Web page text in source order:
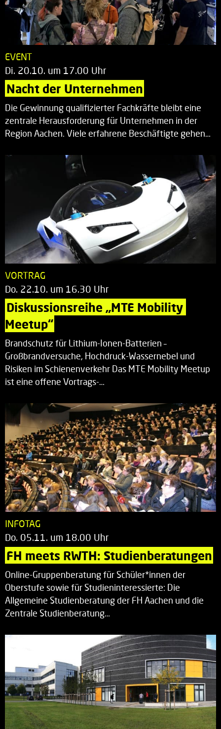
EVENT
Di. 20.10. um 17.00 Uhr
Nacht der Unternehmen
Die Gewinnung qualifizierter Fachkräfte bleibt eine
zentrale Herausforderung für Unternehmen in der
Region Aachen. Viele erfahrene Beschäftigte gehen…
VORTRAG
Do. 22.10. um 16.30 Uhr
Diskussionsreihe „MTE Mobility
Meetup“
Brandschutz für Lithium-Ionen-Batterien –
Großbrandversuche, Hochdruck-Wassernebel und
Risiken im Schienenverkehr Das MTE Mobility Meetup
ist eine offene Vortrags-…
INFOTAG
Do. 05.11. um 18.00 Uhr
FH meets RWTH: Studienberatungen
Online-Gruppenberatung für Schüler*innen der
Oberstufe sowie für Studieninteressierte: Die
Allgemeine Studienberatung der FH Aachen und die
Zentrale Studienberatung…